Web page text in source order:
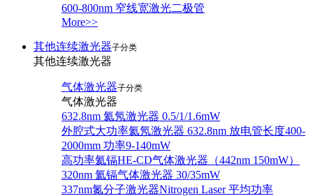
600-800nm 窄线宽激光二极管
More>>
其他连续激光器子分类
其他连续激光器
气体激光器子分类
气体激光器
632.8nm 氦氖激光器 0.5/1/1.6mW
外腔式大功率氦氖激光器 632.8nm 放电管长度400-
2000mm 功率9-140mW
高功率氦镉HE-CD气体激光器（442nm 150mW）
320nm 氦镉气体激光器 30/35mW
337nm氮分子激光器Nitrogen Laser 平均功率